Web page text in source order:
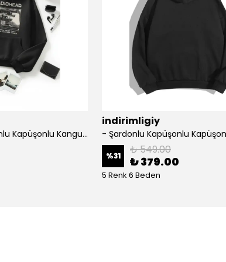
- Şardonlu Kapüşonlu Kapüşonlu Kanguru Cep Oversize Lastik Paça Sweatshirt Takimi
indirimligiy
%31 ₺ 549.00
₺ 379.00
5 Renk 6 Beden